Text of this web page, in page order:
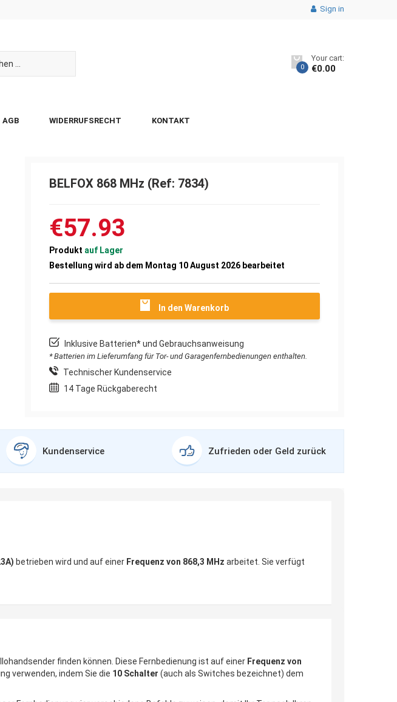
Sign in
0
Your cart:
€0.00
AGB WIDERRUFSRECHT KONTAKT
BELFOX 868 MHz (Ref: 7834)
€57.93
Produkt auf Lager
Bestellung wird ab dem Montag 10 August 2026 bearbeitet
In den Warenkorb
Inklusive Batterien* und Gebrauchsanweisung
* Batterien im Lieferumfang für Tor- und Garagenfernbedienungen enthalten.
Technischer Kundenservice
14 Tage Rückgaberecht
Kundenservice Zufrieden oder Geld zurück
betrieben wird und auf einer Frequenz von 868,3 MHz arbeitet. Sie verfügt
finden können. Diese Fernbedienung ist auf einer Frequenz von
verwenden, indem Sie die 10 Schalter (auch als Switches bezeichnet) dem